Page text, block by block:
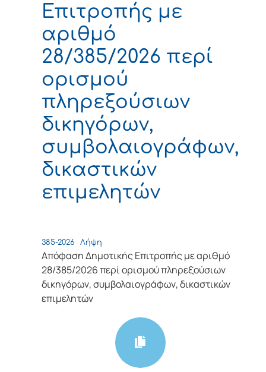
Επιτροπής με
αριθμό
28/385/2026 περί
ορισμού
πληρεξούσιων
δικηγόρων,
συμβολαιογράφων,
δικαστικών
επιμελητών
385-2026 Λήψη
Απόφαση Δημοτικής Επιτροπής με αριθμό
28/385/2026 περί ορισμού πληρεξούσιων
δικηγόρων, συμβολαιογράφων, δικαστικών
επιμελητών